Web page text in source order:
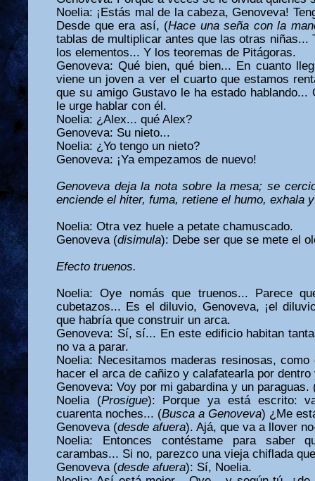
Noelia: ¡Estás mal de la cabeza, Genoveva!
Desde que era así, (Hace una seña con la
tablas de multiplicar antes que las otras niñas...
los elementos... Y los teoremas de Pitágoras.
Genoveva: Qué bien, qué bien... En cuanto
viene un joven a ver el cuarto que estamos
que su amigo Gustavo le ha estado hablando...
le urge hablar con él.
Noelia: ¿Alex... qué Alex?
Genoveva: Su nieto...
Noelia: ¿Yo tengo un nieto?
Genoveva: ¡Ya empezamos de nuevo!
Genoveva deja la nota sobre la mesa; se
enciende el hiter, fuma, retiene el humo, exhala
Noelia: Otra vez huele a petate chamuscado.
Genoveva (disimula): Debe ser que se mete el
Efecto truenos.
Noelia: Oye nomás que truenos... Parece
cubetazos... Es el diluvio, Genoveva, ¡el
que habría que construir un arca.
Genoveva: Sí, sí... En este edificio habitan
no va a parar.
Noelia: Necesitamos maderas resinosas,
hacer el arca de cañizo y calafatearla por
Genoveva: Voy por mi gabardina y un paraguas.
Noelia (Prosigue): Porque ya está escrito:
cuarenta noches... (Busca a Genoveva) ¿Me
Genoveva (desde afuera). Ajá, que va a llover
Noelia: Entonces contéstame para saber
carambas... Si no, parezco una vieja chiflada
Genoveva (desde afuera): Sí, Noelia.